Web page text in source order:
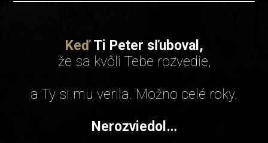
KeďTi Peter sľuboval,
že sa kvôli Tebe rozvedie,
a Ty si mu verila. Možno celé roky.
Nerozviedol…